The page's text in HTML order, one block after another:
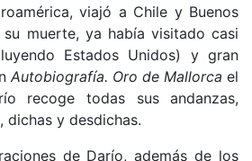
viajó a Chile y Buenos
muerte, ya había visitado casi
Estados Unidos) y gran
Autobiografía. Oro de Mallorcael
recoge todas sus andanzas,
dichas y desdichas.
de Darío, además de los